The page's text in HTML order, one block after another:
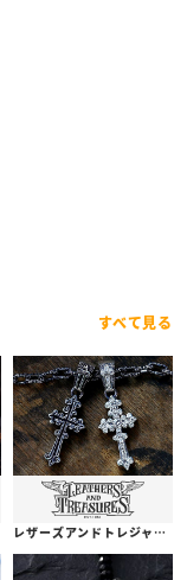
すべて見る
レザーズアンドトレジャーズ